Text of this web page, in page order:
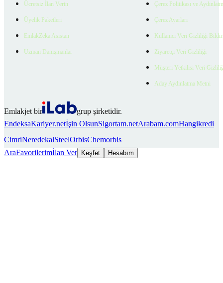
Ücretsiz İlan Verin
Üyelik Paketleri
EmlakZeka Asistan
Uzman Danışmanlar
Çerez Politikası ve
Çerez Ayarları
Kullanıcı Veri Gizliliği
Ziyaretçi Veri Gizliliği
Müşteri Yetkilisi Veri
Aday Aydınlatma Metni
Emlakjet bir
grup şirketidir.
EndeksaKariyer.netİşin OlsunSigortam.netArabam.comHangikredi
CimriNeredekalSteelOrbisChemorbis
AraFavorilerimİlan Ver Keşfet Hesabım